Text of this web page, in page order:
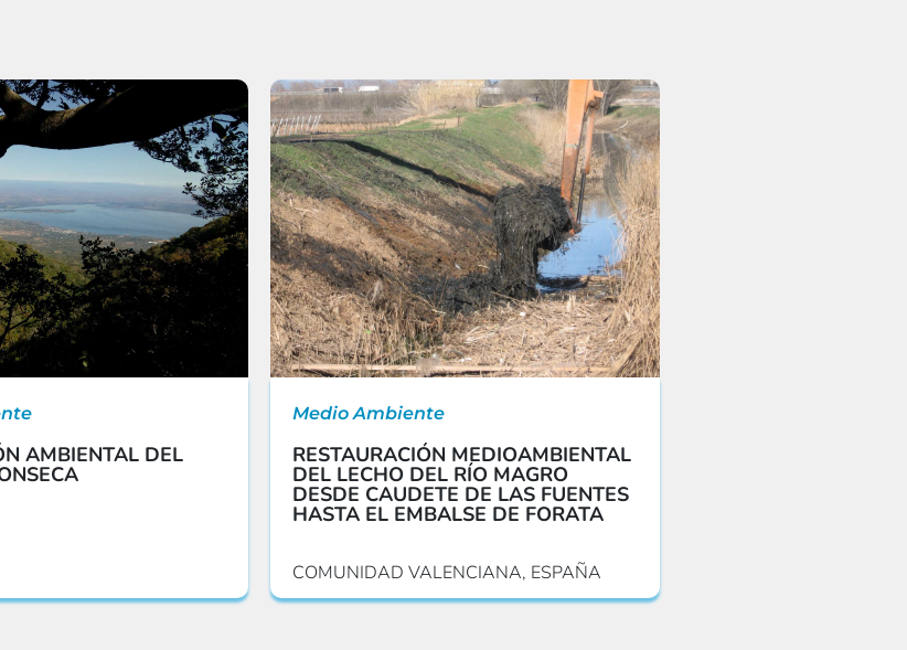
AMBIENTAL DEL
Medio Ambiente
RESTAURACIÓN MEDIOAMBIENTAL
DEL LECHO DEL RÍO MAGRO
DESDE CAUDETE DE LAS FUENTES
HASTA EL EMBALSE DE FORATA
COMUNIDAD VALENCIANA, ESPAÑA